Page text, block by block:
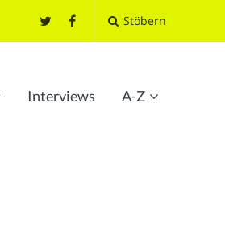
Stöbern
Interviews A-Z